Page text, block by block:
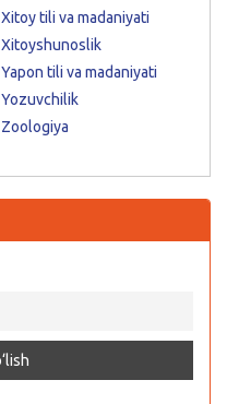
Xitoy tili va madaniyati
Xitoyshunoslik
Yapon tili va madaniyati
Yozuvchilik
Zoologiya